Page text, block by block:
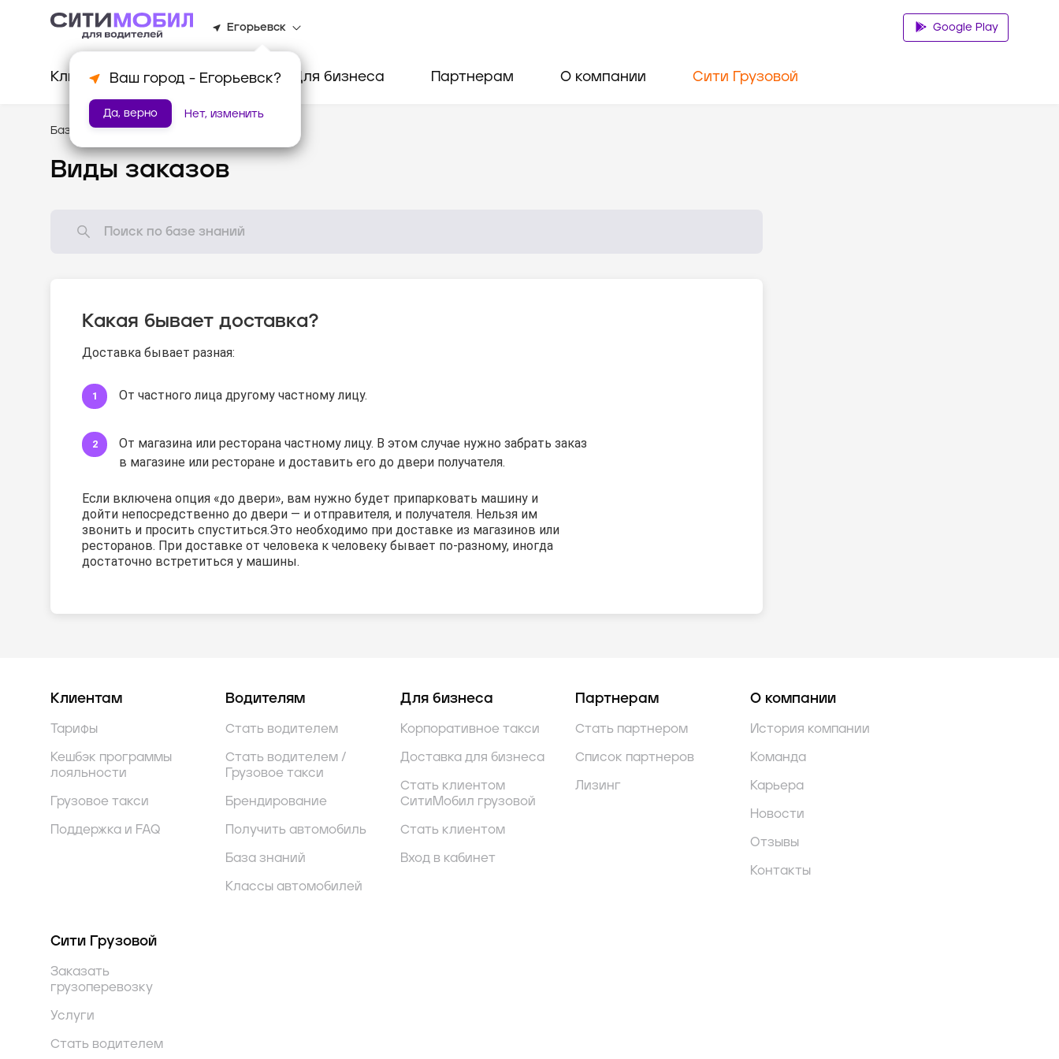
Егорьевск
Ваш город - Егорьевск?
Да, верно Нет, изменить
Google Play
Клиентам Водителям Для бизнеса Партнерам О компании Сити Грузовой
База знаний /Доставка
Виды заказов
Какая бывает доставка?
Доставка бывает разная:
От частного лица другому частному лицу.
От магазина или ресторана частному лицу. В этом случае нужно забрать заказ
в магазине или ресторане и доставить его до двери получателя.
Если включена опция «до двери», вам нужно будет припарковать машину и
дойти непосредственно до двери — и отправителя, и получателя. Нельзя им
звонить и просить спуститься.Это необходимо при доставке из магазинов или
ресторанов. При доставке от человека к человеку бывает по-разному, иногда
достаточно встретиться у машины.
Клиентам
Тарифы
Кешбэк программы
лояльности
Грузовое такси
Поддержка и FAQ
Водителям
Стать водителем
Стать водителем /
Грузовое такси
Брендирование
Получить автомобиль
База знаний
Классы автомобилей
Для бизнеса
Корпоративное такси
Доставка для бизнеса
Стать клиентом
СитиМобил грузовой
Стать клиентом
Вход в кабинет
Партнерам
Стать партнером
Список партнеров
Лизинг
О компании
История компании
Команда
Карьера
Новости
Отзывы
Контакты
Сити Грузовой
Заказать
грузоперевозку
Услуги
Стать водителем